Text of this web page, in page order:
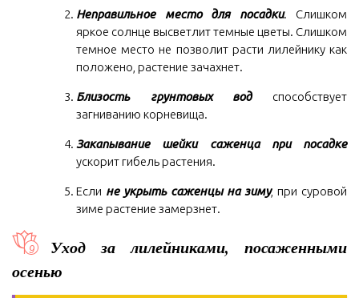
Неправильное место для посадки. Слишком
яркое солнце высветлит темные цветы. Слишком
темное место не позволит расти лилейнику как
положено, растение зачахнет.
Близость грунтовых водспособствует
загниванию корневища.
Закапывание шейки саженца при посадке
ускорит гибель растения.
Если не укрыть саженцы на зиму, при суровой
зиме растение замерзнет.
Уход за лилейниками, посаженными
осенью